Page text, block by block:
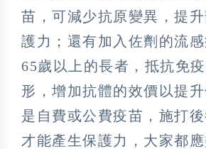
苗，可減少抗原變異，提
護力；還有加入佐劑的流
65歲以上的長者，抵抗免
形，增加抗體的效價以提
是自費或公費疫苗，施打
才能產生保護力，大家都